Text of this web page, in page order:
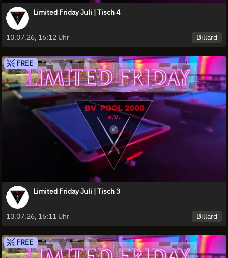
Limited Friday Juli | Tisch 4
10.07.26, 16:12 Uhr Billard
FREE
Limited Friday Juli | Tisch 3
10.07.26, 16:11 Uhr Billard
FREE